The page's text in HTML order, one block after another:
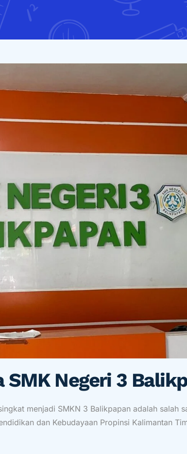
Negeri 3
menjadi SMKN 3 Balikpapan adalah salah
dan Kebudayaan Propinsi Kalimantan